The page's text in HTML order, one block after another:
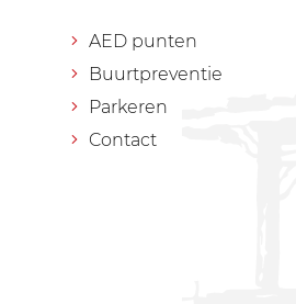
AED punten
Buurtpreventie
Parkeren
Contact